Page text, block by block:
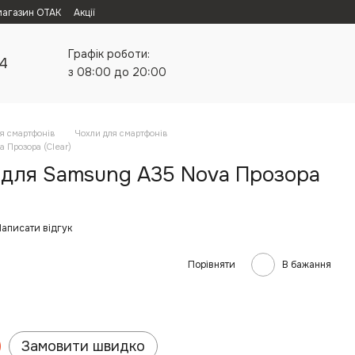
ОТАК Акції
Графік роботи:
з 08:00 до 20:00
смартфонів
Чохли для смартфонів
Прозора (Clear)
Samsung A35 Nova Прозора
відгук
Порівняти В бажання
Замовити швидко